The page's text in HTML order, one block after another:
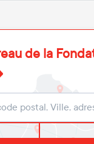
de la